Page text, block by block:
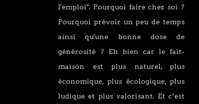
l'emploi". Pourquoi faire chez soi ?
Pourquoi prévoir un peu de temps
ainsi qu'une bonne dose de
générosité ? Eh bien car le fait-
maison est plus naturel, plus
économique, plus écologique, plus
ludique et plus valorisant. Et c’est